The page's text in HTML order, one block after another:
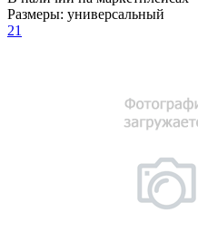
Размеры: универсальный
21